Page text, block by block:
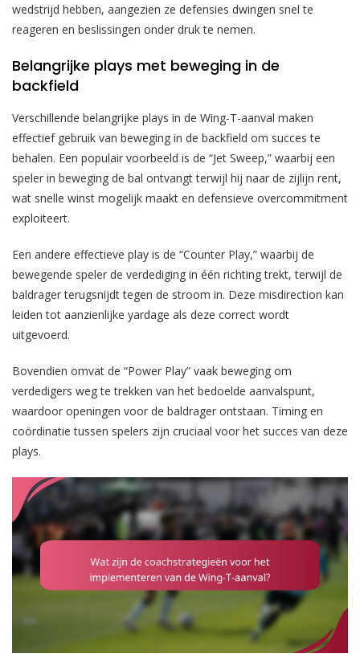
wedstrijd hebben, aangezien ze defensies dwingen snel te
reageren en beslissingen onder druk te nemen.
Belangrijke plays met beweging in de
backfield
Verschillende belangrijke plays in de Wing-T-aanval maken
effectief gebruik van beweging in de backfield om succes te
behalen. Een populair voorbeeld is de “Jet Sweep,” waarbij een
speler in beweging de bal ontvangt terwijl hij naar de zijlijn rent,
wat snelle winst mogelijk maakt en defensieve overcommitment
exploiteert.
Een andere effectieve play is de “Counter Play,” waarbij de
bewegende speler de verdediging in één richting trekt, terwijl de
baldrager terugsnijdt tegen de stroom in. Deze misdirection kan
leiden tot aanzienlijke yardage als deze correct wordt
uitgevoerd.
Bovendien omvat de “Power Play” vaak beweging om
verdedigers weg te trekken van het bedoelde aanvalspunt,
waardoor openingen voor de baldrager ontstaan. Timing en
coördinatie tussen spelers zijn cruciaal voor het succes van deze
plays.